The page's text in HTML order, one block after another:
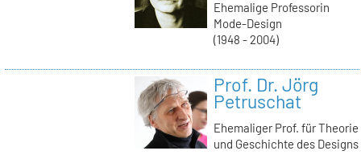
Ehemalige Professorin
Mode-Design
(1948 - 2004)
Prof. Dr. Jörg
Petruschat
Ehemaliger Prof. für Theorie
und Geschichte des Designs